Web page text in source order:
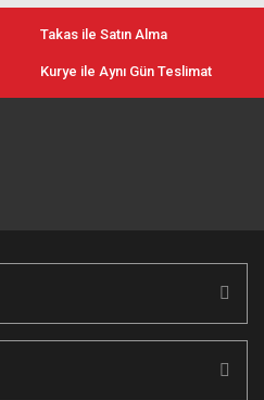
Takas ile Satın Alma
Kurye ile Aynı Gün Teslimat